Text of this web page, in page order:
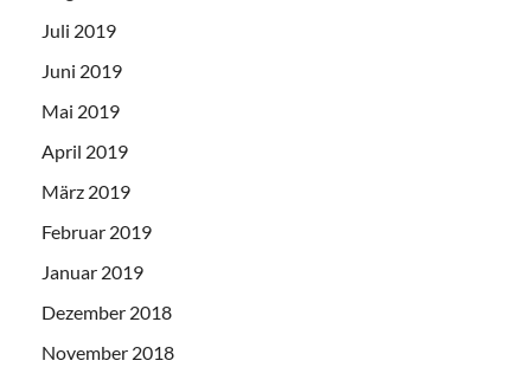
Juli 2019
Juni 2019
Mai 2019
April 2019
März 2019
Februar 2019
Januar 2019
Dezember 2018
November 2018